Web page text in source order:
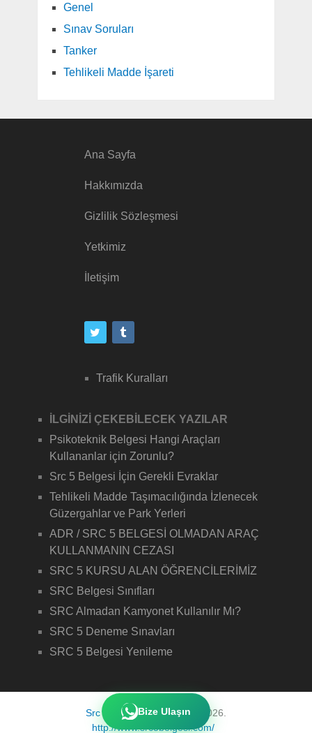
Genel
Sınav Soruları
Tanker
Tehlikeli Madde İşareti
Ana Sayfa
Hakkımızda
Gizlilik Sözleşmesi
Yetkimiz
İletişim
Trafik Kuralları
İLGİNİZİ ÇEKEBİLECEK YAZILAR
Psikoteknik Belgesi Hangi Araçları
Kullananlar için Zorunlu?
Src 5 Belgesi İçin Gerekli Evraklar
Tehlikeli Madde Taşımacılığında İzlenecek
Güzergahlar ve Park Yerleri
ADR / SRC 5 BELGESİ OLMADAN ARAÇ
KULLANMANIN CEZASI
SRC 5 KURSU ALAN ÖĞRENCİLERİMİZ
SRC Belgesi Sınıfları
SRC Almadan Kamyonet Kullanılır Mı?
SRC 5 Deneme Sınavları
SRC 5 Belgesi Yenileme
Src 5 BelgesiCopyright © 2026.
http://www.src5belgesi.com/
Bize Ulaşın